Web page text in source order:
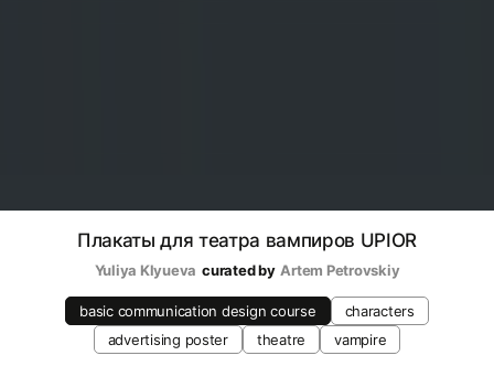
Плакаты для театра вампиров UPIOR
Yuliya Klyueva curated by Artem Petrovskiy
basic communication design course
characters
advertising poster
theatre vampire